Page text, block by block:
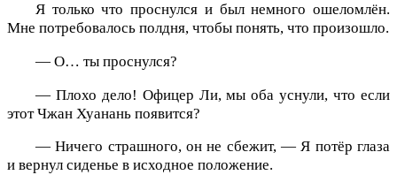
Я только что проснулся и был немного ошеломлён.
Мне потребовалось полдня, чтобы понять, что произошло.
— О… ты проснулся?
— Плохо дело! Офицер Ли, мы оба уснули, что если
этот Чжан Хуанань появится?
— Ничего страшного, он не сбежит, — Я потёр глаза
и вернул сиденье в исходное положение.